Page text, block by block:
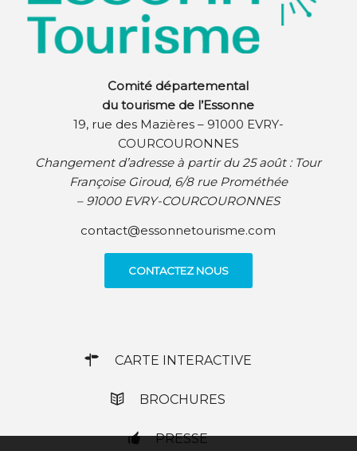
Comité départemental
du tourisme de l’Essonne
19, rue des Mazières – 91000 EVRY-
COURCOURONNES
Changement d’adresse à partir du 25 août : Tour
Françoise Giroud, 6/8 rue Prométhée
– 91000 EVRY-COURCOURONNES
contact@essonnetourisme.com
CONTACTEZ NOUS
CARTE INTERACTIVE
BROCHURES
PRESSE